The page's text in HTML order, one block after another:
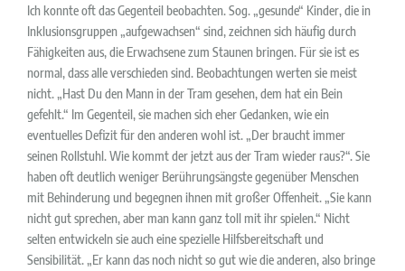
Ich konnte oft das Gegenteil beobachten. Sog. „gesunde“ Kinder, die in
Inklusionsgruppen „aufgewachsen“ sind, zeichnen sich häufig durch
Fähigkeiten aus, die Erwachsene zum Staunen bringen. Für sie ist es
normal, dass alle verschieden sind. Beobachtungen werten sie meist
nicht. „Hast Du den Mann in der Tram gesehen, dem hat ein Bein
gefehlt.“ Im Gegenteil, sie machen sich eher Gedanken, wie ein
eventuelles Defizit für den anderen wohl ist. „Der braucht immer
seinen Rollstuhl. Wie kommt der jetzt aus der Tram wieder raus?“. Sie
haben oft deutlich weniger Berührungsängste gegenüber Menschen
mit Behinderung und begegnen ihnen mit großer Offenheit. „Sie kann
nicht gut sprechen, aber man kann ganz toll mit ihr spielen.“ Nicht
selten entwickeln sie auch eine spezielle Hilfsbereitschaft und
Sensibilität. „Er kann das noch nicht so gut wie die anderen, also bringe